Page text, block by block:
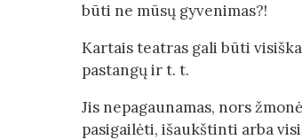
būti ne mūsų gyvenimas?!
Kartais teatras gali būti
pastangų ir t. t.
Jis nepagaunamas, nors
pasigailėti, išaukštinti arba